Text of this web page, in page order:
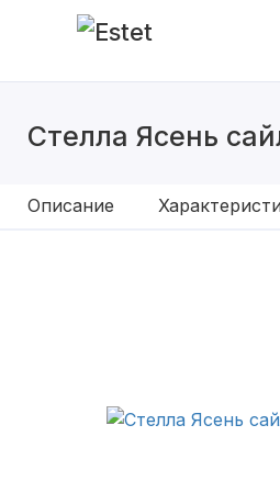
Стелла Ясень
Описание